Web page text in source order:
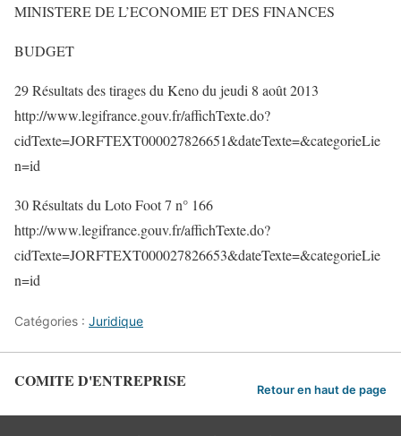
MINISTERE DE L’ECONOMIE ET DES FINANCES
BUDGET
29 Résultats des tirages du Keno du jeudi 8 août 2013
http://www.legifrance.gouv.fr/affichTexte.do?
cidTexte=JORFTEXT000027826651&dateTexte=&categorieLie
n=id
30 Résultats du Loto Foot 7 n° 166
http://www.legifrance.gouv.fr/affichTexte.do?
cidTexte=JORFTEXT000027826653&dateTexte=&categorieLie
n=id
Catégories : Juridique
COMITE D'ENTREPRISE Retour en haut de page